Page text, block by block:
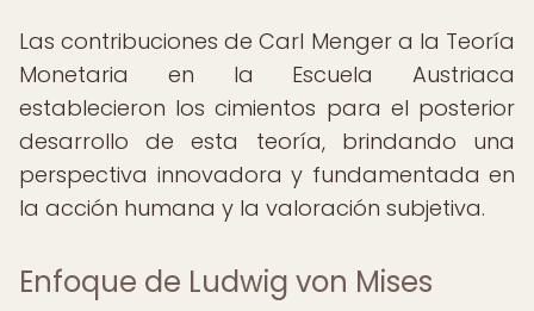
Las contribuciones de Carl Menger a la Teoría
Monetaria en la Escuela Austriaca
establecieron los cimientos para el posterior
desarrollo de esta teoría, brindando una
perspectiva innovadora y fundamentada en
la acción humana y la valoración subjetiva.
Enfoque de Ludwig von Mises